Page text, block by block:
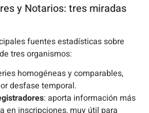
y Notarios: tres miradas
fuentes estadísticas sobre
tres organismos:
homogéneas y comparables,
desfase temporal.
: aporta información más